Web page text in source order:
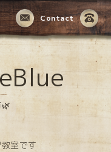
Contact
室です